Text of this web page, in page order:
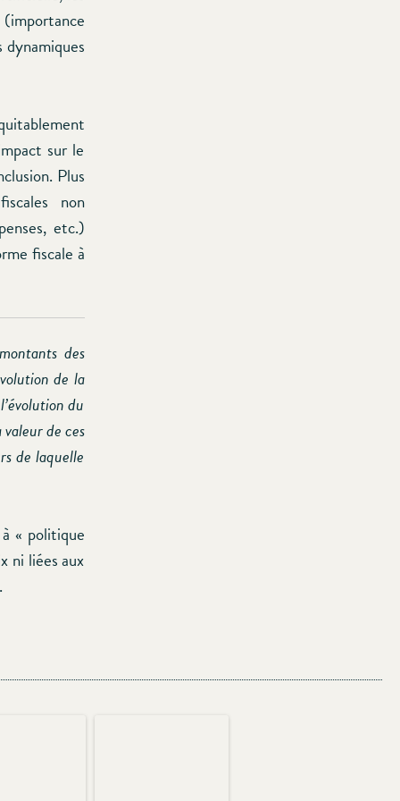
dynamiques
sur le
Plus
non
etc.)
fiscale à
des
de la
du
de ces
de laquelle
« politique
ni liées aux